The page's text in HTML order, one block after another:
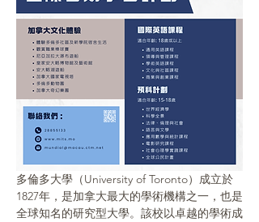
多倫多大學（University of Toronto）成立於
1827年，是加拿大最大的學術機構之一，也是
全球知名的研究型大學。該校以卓越的學術成